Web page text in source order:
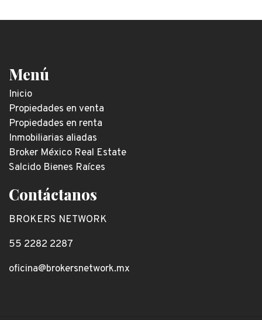
Menú
Inicio
Propiedades en venta
Propiedades en renta
Inmobiliarias aliadas
Broker México Real Estate
Salcido Bienes Raíces
Contáctanos
BROKERS NETWORK
55 2282 2287
oficina@brokersnetwork.mx